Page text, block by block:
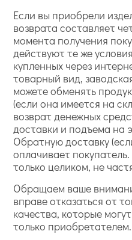
Если вы приобрели
возврата составляет
момента получения
действуют те же
купленных через
товарный вид,
можете обменять
(если она имеется на
возврат денежных
доставки и подъема на
Обратную доставку
оплачивает
только целиком, не
Обращаем ваше
вправе отказаться от
качества, которые
только